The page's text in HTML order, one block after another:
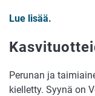
Lue lisää.
Perunan ja
kielletty. Syynä on